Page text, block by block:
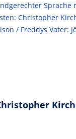
Christopher
/ Freddys Vater: